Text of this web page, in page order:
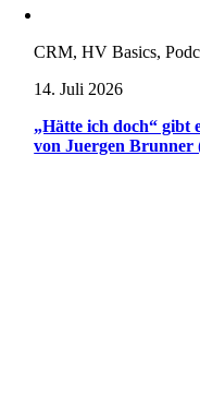
CRM, HV Basics,
14. Juli 2026
„Hätte ich doch“ gibt
von Juergen Brunner